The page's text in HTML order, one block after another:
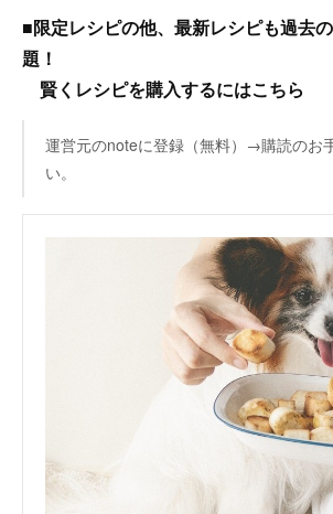
■限定レシピの他、最新レシピも過去
題！
賢くレシピを購入するにはこちら
運営元のnoteに登録（無料）→購読のお
い。